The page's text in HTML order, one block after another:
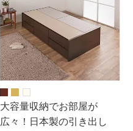
大容量収納でお部屋が
広々！日本製の引き出し